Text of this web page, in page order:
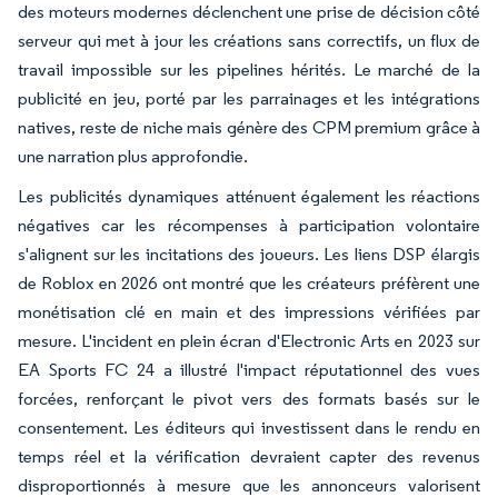
des moteurs modernes déclenchent une prise de décision côté
serveur qui met à jour les créations sans correctifs, un flux de
travail impossible sur les pipelines hérités. Le marché de la
publicité en jeu, porté par les parrainages et les intégrations
natives, reste de niche mais génère des CPM premium grâce à
une narration plus approfondie.
Les publicités dynamiques atténuent également les réactions
négatives car les récompenses à participation volontaire
s'alignent sur les incitations des joueurs. Les liens DSP élargis
de Roblox en 2026 ont montré que les créateurs préfèrent une
monétisation clé en main et des impressions vérifiées par
mesure. L'incident en plein écran d'Electronic Arts en 2023 sur
EA Sports FC 24 a illustré l'impact réputationnel des vues
forcées, renforçant le pivot vers des formats basés sur le
consentement. Les éditeurs qui investissent dans le rendu en
temps réel et la vérification devraient capter des revenus
disproportionnés à mesure que les annonceurs valorisent